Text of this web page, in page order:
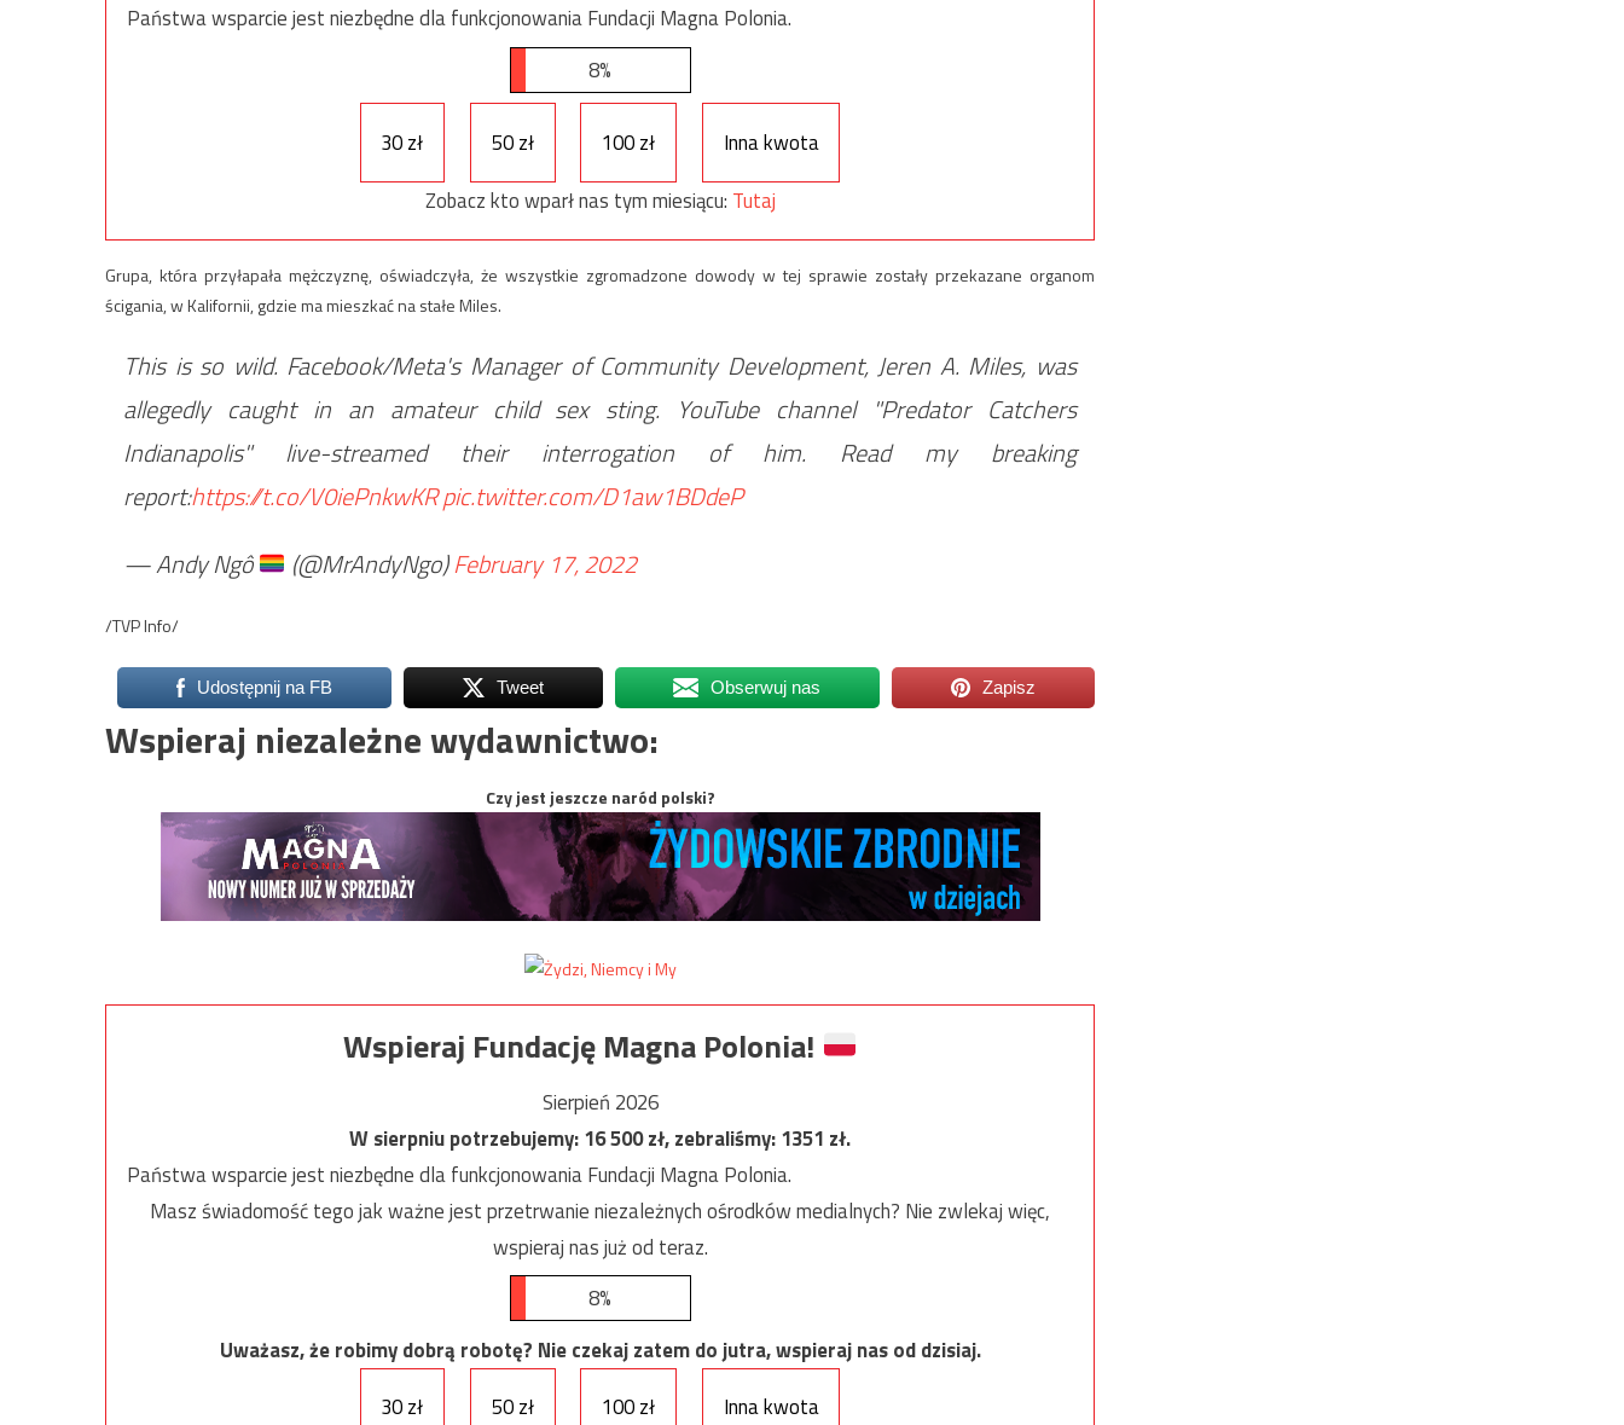
Państwa wsparcie jest niezbędne dla funkcjonowania Fundacji Magna Polonia.
8%
30 zł 50 zł 100 zł
Inna kwota
Zobacz kto wparł nas tym miesiącu: Tutaj
Grupa, która przyłapała mężczyznę, oświadczyła, że wszystkie zgromadzone dowody w tej sprawie zostały przekazane organom
ścigania, w Kalifornii, gdzie ma mieszkać na stałe Miles.
This is so wild. Facebook/Meta's Manager of Community Development, Jeren A. Miles, was
allegedly caught in an amateur child sex sting. YouTube channel "Predator Catchers
Indianapolis" live-streamed their interrogation of him. Read my breaking
report:https://t.co/V0iePnkwKRpic.twitter.com/D1aw1BDdeP
— Andy Ngô
(@MrAndyNgo)February 17, 2022
/TVP Info/
Udostępnij na FB Tweet Obserwuj nas Zapisz
Wspieraj niezależne wydawnictwo:
Czy jest jeszcze naród polski?
Wspieraj Fundację Magna Polonia!
Sierpień 2026
W sierpniu potrzebujemy:16 500zł, zebraliśmy:1351 zł.
Państwa wsparcie jest niezbędne dla funkcjonowania Fundacji Magna Polonia.
Masz świadomość tego jak ważne jest przetrwanie niezależnych ośrodków medialnych? Nie zwlekaj więc,
wspieraj nas już od teraz.
8%
Uważasz, że robimy dobrą robotę? Nie czekaj zatem do jutra, wspieraj nas od dzisiaj.
30 zł
50 zł 100 zł Inna kwota